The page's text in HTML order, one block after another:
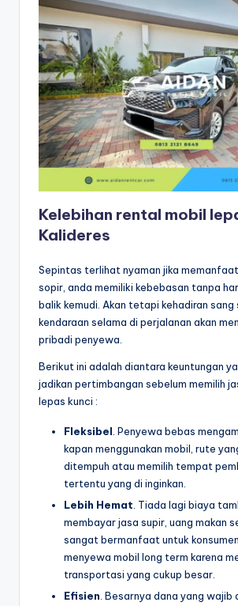
Kelebihan rental mobil
Kalideres
Sepintas terlihat nyaman jika
sopir, anda memiliki kebebasan tanpa
balik kemudi. Akan tetapi kehadiran sang
kendaraan selama di perjalanan akan
pribadi penyewa.
Berikut ini adalah diantara keuntungan
jadikan pertimbangan sebelum memilih
lepas kunci :
Fleksibel . Penyewa bebas
kapan menggunakan mobil, rute
ditempuh atau memilih tempat
tertentu yang di inginkan.
Lebih Hemat . Tiada lagi biaya
membayar jasa supir, uang makan
sangat bermanfaat untuk
menyewa mobil long term karena
transportasi yang cukup besar.
Efisien. Besarnya dana yang wajib